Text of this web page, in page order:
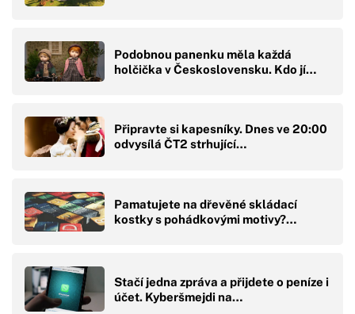
Podobnou panenku měla každá
holčička v Československu. Kdo jí…
Připravte si kapesníky. Dnes ve 20:00
odvysílá ČT2 strhující…
Pamatujete na dřevěné skládací
kostky s pohádkovými motivy?…
Stačí jedna zpráva a přijdete o peníze i
účet. Kyberšmejdi na…